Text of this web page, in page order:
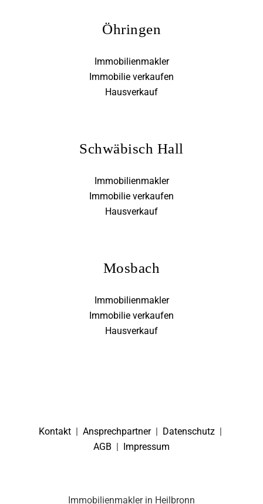
Öhringen
Immobilienmakler
Immobilie verkaufen
Hausverkauf
Schwäbisch Hall
Immobilienmakler
Immobilie verkaufen
Hausverkauf
Mosbach
Immobilienmakler
Immobilie verkaufen
Hausverkauf
Kontakt Ansprechpartner| Datenschutz
AGB
Impressum
Immobilienmakler in Heilbronn